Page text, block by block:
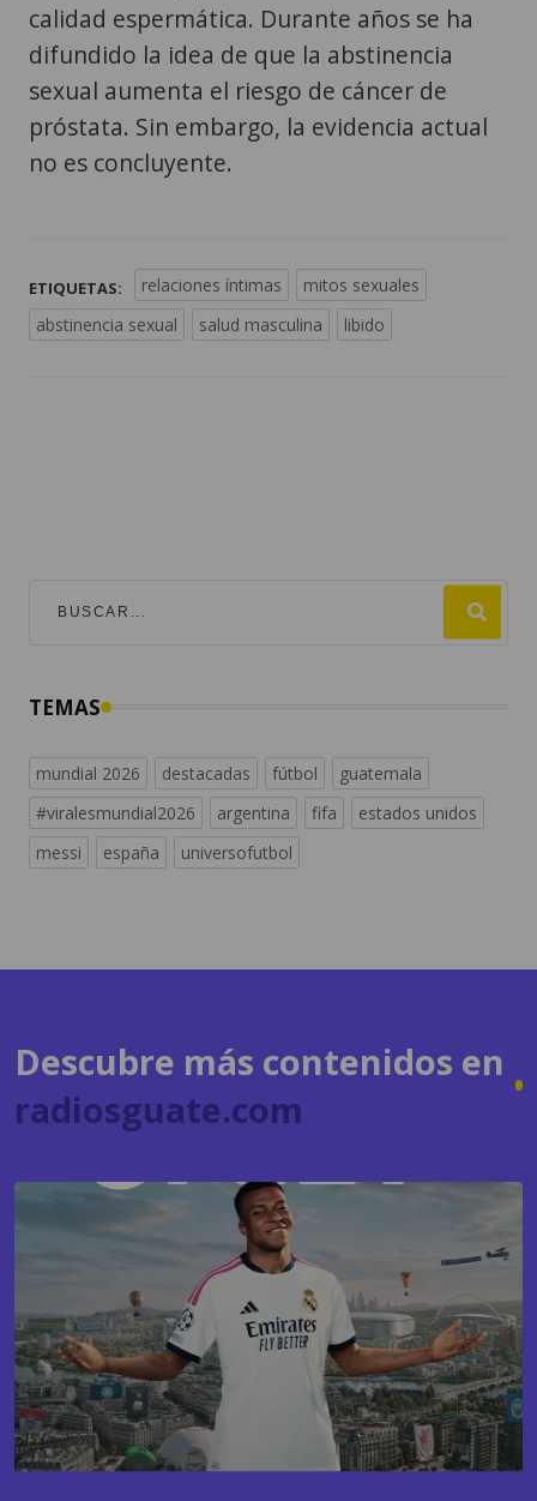
calidad espermática. Durante años se ha
difundido la idea de que la abstinencia
sexual aumenta el riesgo de cáncer de
próstata. Sin embargo, la evidencia actual
no es concluyente.
ETIQUETAS: relaciones íntimas
mitos sexuales
abstinencia sexual
salud masculina libido
mundial 2026
messi
españa universofutbol
radiosguate.com
GAMING